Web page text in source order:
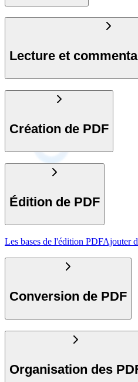
Lecture et
Création de PDF
Édition de PDF
Les bases de l'édition PDFAjouter
Conversion de PDF
Organisation des